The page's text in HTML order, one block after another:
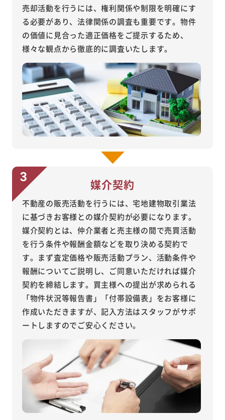
売却活動を行うには、権利関係や制限を明確にす
る必要があり、法律関係の調査も重要です。物件
の価値に見合った適正価格をご提示するため、
様々な観点から徹底的に調査いたします。
媒介契約
不動産の販売活動を行うには、宅地建物取引業法
に基づきお客様との媒介契約が必要になります。
媒介契約とは、仲介業者と売主様の間で売買活動
を行う条件や報酬金額などを取り決める契約で
す。まず査定価格や販売活動プラン、活動条件や
報酬についてご説明し、ご同意いただければ媒介
契約を締結します。買主様への提出が求められる
「物件状況等報告書」「付帯設備表」をお客様に
作成いただきますが、記入方法はスタッフがサポ
ートしますのでご安心ください。